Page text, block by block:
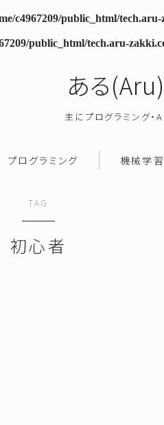
c4967209/public_html/
public_html/tech.aru-
ある
主にプログラミング・
プログラミング 機械学習
TAG
初心者